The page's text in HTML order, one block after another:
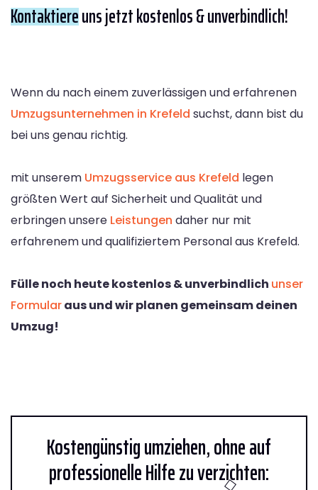
Kontaktiereuns jetzt kostenlos & unverbindlich!
Wenn du nach einem zuverlässigen und erfahrenen
Umzugsunternehmen in Krefeld suchst, dann bist du
bei uns genau richtig.
mit unserem Umzugsservice aus Krefeld legen
größten Wert auf Sicherheit und Qualität und
erbringen unsere Leistungen daher nur mit
erfahrenem und qualifiziertem Personal aus Krefeld.
Fülle noch heute kostenlos & unverbindlich unser
Formularaus und wir planen gemeinsam deinen
Umzug!
Kostengünstig umziehen, ohne auf
professionelle Hilfe zu verzichten: